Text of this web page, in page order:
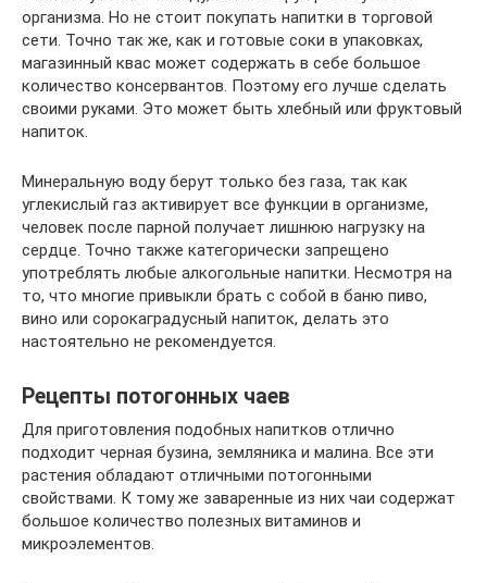
организма. Но не стоит покупать напитки в торговой
сети. Точно так же, как и готовые соки в упаковках,
магазинный квас может содержать в себе большое
количество консервантов. Поэтому его лучше сделать
своими руками. Это может быть хлебный или фруктовый
напиток.
Минеральную воду берут только без газа, так как
углекислый газ активирует все функции в организме,
человек после парной получает лишнюю нагрузку на
сердце. Точно также категорически запрещено
употреблять любые алкогольные напитки. Несмотря на
то, что многие привыкли брать с собой в баню пиво,
вино или сорокаградусный напиток, делать это
настоятельно не рекомендуется.
Рецепты потогонных чаев
Для приготовления подобных напитков отлично
подходит черная бузина, земляника и малина. Все эти
растения обладают отличными потогонными
свойствами. К тому же заваренные из них чаи содержат
большое количество полезных витаминов и
микроэлементов.